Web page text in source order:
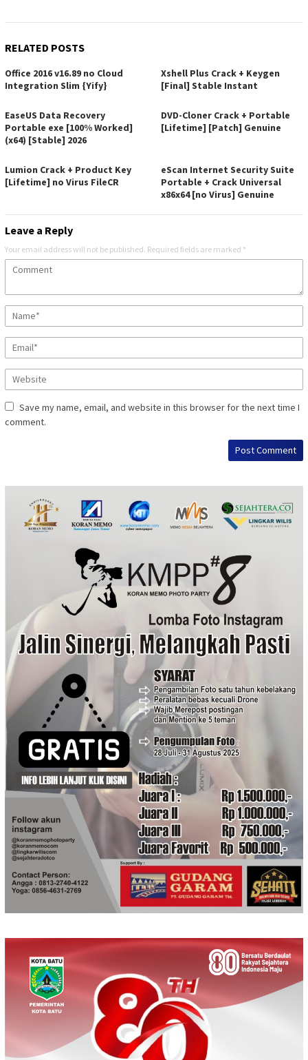
RELATED POSTS
Office 2016 v16.89 no Cloud
Integration Slim {Yify}
Xshell Plus Crack + Keygen
[Final] Stable Instant
EaseUS Data Recovery
Portable exe [100% Worked]
(x64) [Stable] 2026
DVD-Cloner Crack + Portable
[Lifetime] [Patch] Genuine
Lumion Crack + Product Key
[Lifetime] no Virus FileCR
eScan Internet Security Suite
Portable + Crack Universal
x86x64 [no Virus] Genuine
Leave a Reply
Your email address will not be published. Required fields are marked *
Save my name, email, and website in this browser for the next time I
comment.